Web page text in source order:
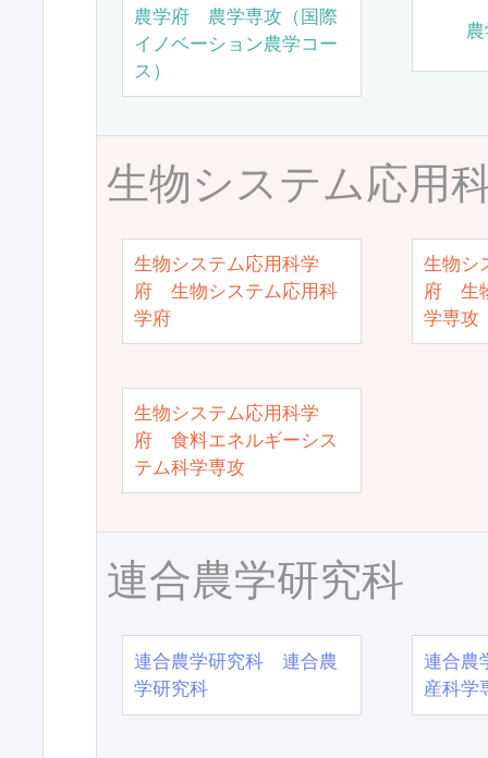
農学府 農学専攻（国際
イノベーション農学コー
ス）
生物システム応用
生物システム応用科学
府 生物システム応用科
学府
生物シ
府 生
学専攻
生物システム応用科学
府 食料エネルギーシス
テム科学専攻
連合農学研究科
連合農学研究科 連合農
学研究科
連合農
産科学